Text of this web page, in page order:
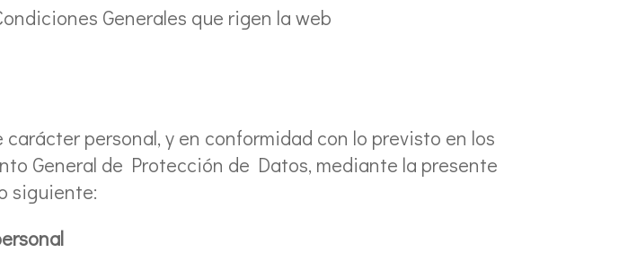
Generales que rigen la web
personal, y en conformidad con lo previsto en los
General de Protección de Datos, mediante la presente
siguiente: